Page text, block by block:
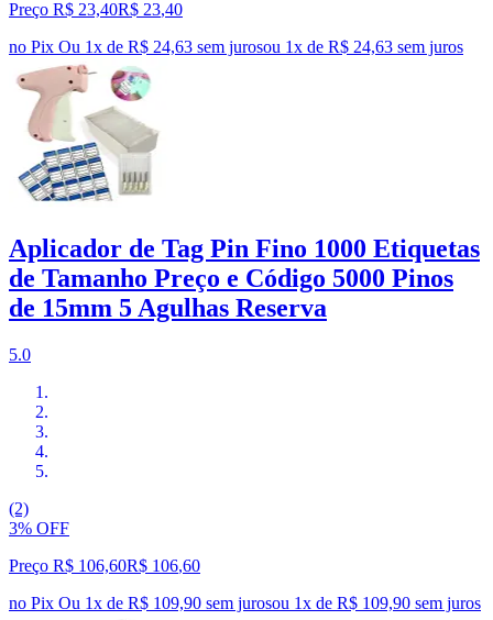
Preço R$ 23,40R$ 23,40
no Pix Ou 1x de R$ 24,63 sem jurosou 1x de R$ 24,63 sem juros
Aplicador de Tag Pin Fino 1000 Etiquetas
de Tamanho Preço e Código 5000 Pinos
de 15mm 5 Agulhas Reserva
5.0
(2)
3% OFF
Preço R$ 106,60R$ 106,60
no Pix Ou 1x de R$ 109,90 sem jurosou 1x de R$ 109,90 sem juros